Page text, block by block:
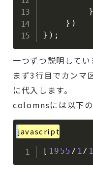
}
} )
} ) ;
一つずつ説明してい
まず3行目でカンマ
に代入します。
colomnsには以下の
javascript
[ 1955 / 1/ 1